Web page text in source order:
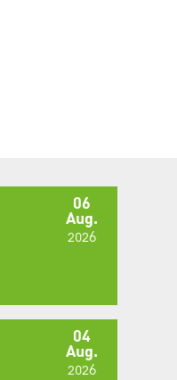
06
Aug.
2026
04
Aug.
2026